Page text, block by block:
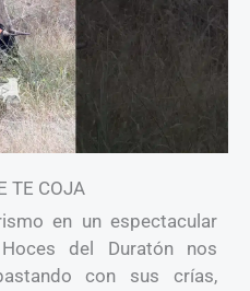
TE COJA
en un espectacular
del Duratón nos
con sus crías,